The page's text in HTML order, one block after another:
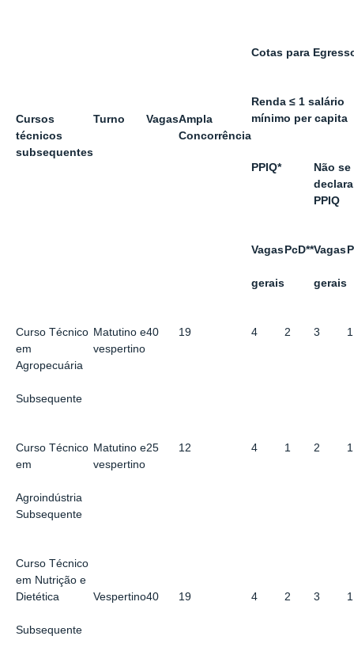
Cursos
técnicos
subsequentes
Turno VagasAmpla
Concorrência
Cotas para
Renda ≤ 1 salário
mínimo per capita
PPIQ*
Não se
PPIQ
Vagas
gerais
PcD**Vagas
gerais
Curso Técnico
em
Agropecuária
Subsequente
Matutino e
vespertino
40 19 4 2 3 1
Curso Técnico
em
Agroindústria
Subsequente
Matutino e
vespertino
25 12 4 1 2 1
Curso Técnico
em Nutrição e
Dietética
Subsequente
Vespertino40 19 4 2 3 1